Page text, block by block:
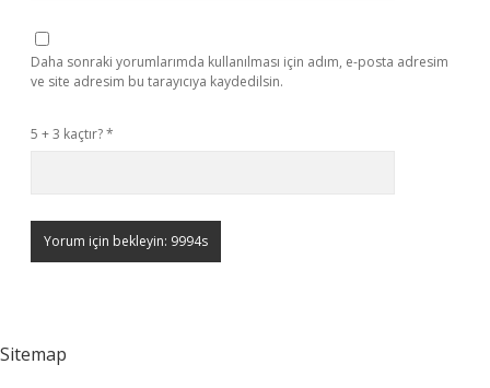
Daha sonraki yorumlarımda kullanılması için adım, e-posta adresim
ve site adresim bu tarayıcıya kaydedilsin.
5 + 3 kaçtır?*
Sitemap